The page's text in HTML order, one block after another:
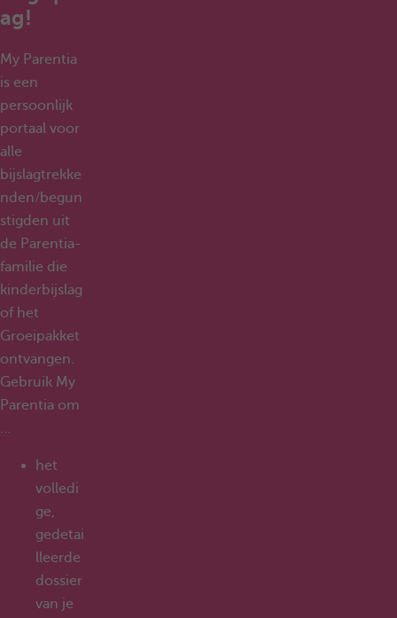
ag!
My Parentia
is een
persoonlijk
portaal voor
alle
bijslagtrekke
nden/begun
stigden uit
de Parentia-
familie die
kinderbijslag
of het
Groeipakket
ontvangen.
Gebruik My
Parentia om
…
het
volledi
ge,
gedetai
lleerde
dossier
van je